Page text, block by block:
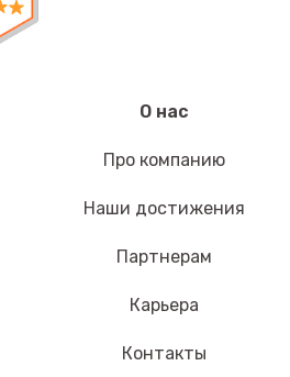
О нас
Про компанию
Наши достижения
Партнерам
Карьера
Контакты